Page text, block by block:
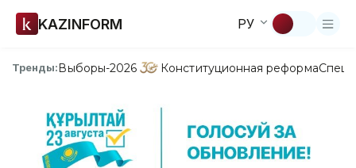
KAZINFORM РУ
Тренды:Выборы-2026 Конституционная реформа